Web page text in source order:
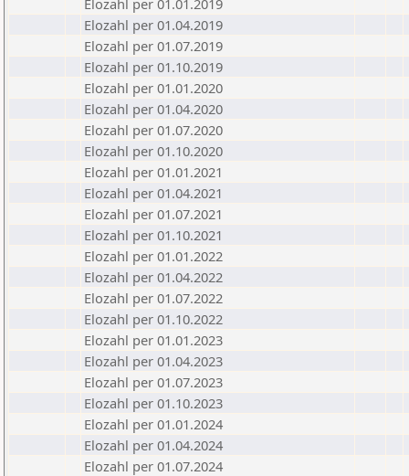
Elozahl per 01.01.2019
Elozahl per 01.04.2019
Elozahl per 01.07.2019
Elozahl per 01.10.2019
Elozahl per 01.01.2020
Elozahl per 01.04.2020
Elozahl per 01.07.2020
Elozahl per 01.10.2020
Elozahl per 01.01.2021
Elozahl per 01.04.2021
Elozahl per 01.07.2021
Elozahl per 01.10.2021
Elozahl per 01.01.2022
Elozahl per 01.04.2022
Elozahl per 01.07.2022
Elozahl per 01.10.2022
Elozahl per 01.01.2023
Elozahl per 01.04.2023
Elozahl per 01.07.2023
Elozahl per 01.10.2023
Elozahl per 01.01.2024
Elozahl per 01.04.2024
Elozahl per 01.07.2024